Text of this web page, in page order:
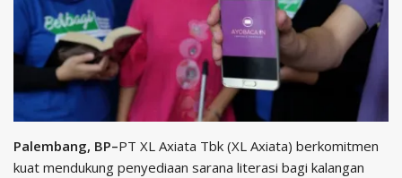
Palembang, BP–PT XL Axiata Tbk (XL Axiata) berkomitmen
kuat mendukung penyediaan sarana literasi bagi kalangan